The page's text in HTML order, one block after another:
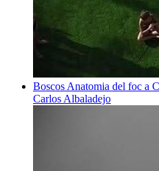
Boscos Anatomia del foc a
Carlos Albaladejo